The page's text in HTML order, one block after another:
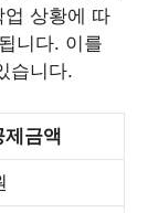
상황에 따
니다. 이를
습니다.
제금액